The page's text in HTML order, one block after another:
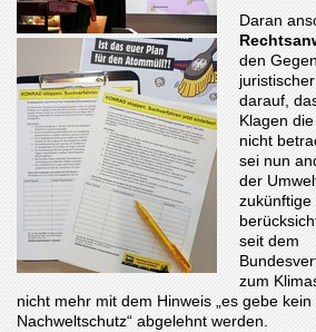
Daran
den
darauf,
Klagen
nicht
sei nun
der
zukünftige
seit dem
zum
nicht mehr mit dem Hinweis „es gebe
Nachweltschutz“ abgelehnt werden.